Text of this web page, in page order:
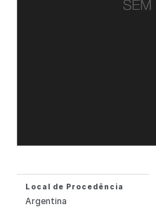
Local de Procedência
Argentina